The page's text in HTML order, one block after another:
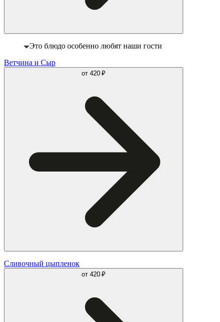
Это блюдо особенно любят наши гости
Ветчина и Сыр
от 420 ₽
Сливочный цыпленок
от 420 ₽